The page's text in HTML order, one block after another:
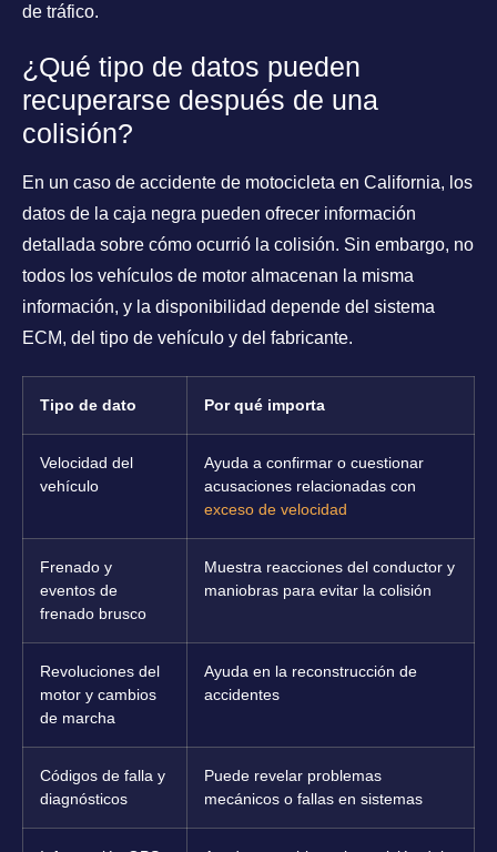
de tráfico.
¿Qué tipo de datos pueden
recuperarse después de una
colisión?
En un caso de accidente de motocicleta en California, los
datos de la caja negra pueden ofrecer información
detallada sobre cómo ocurrió la colisión. Sin embargo, no
todos los vehículos de motor almacenan la misma
información, y la disponibilidad depende del sistema
ECM, del tipo de vehículo y del fabricante.
Tipo de dato Por qué importa
Velocidad del
vehículo
Ayuda a confirmar o cuestionar
acusaciones relacionadas con
exceso de velocidad
Frenado y
eventos de
frenado brusco
Muestra reacciones del conductor y
maniobras para evitar la colisión
Revoluciones del
motor y cambios
de marcha
Ayuda en la reconstrucción de
accidentes
Códigos de falla y
diagnósticos
Puede revelar problemas
mecánicos o fallas en sistemas